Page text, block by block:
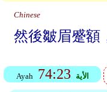
Chinese
然後皺眉蹙額
Ayah 74:23 الأية